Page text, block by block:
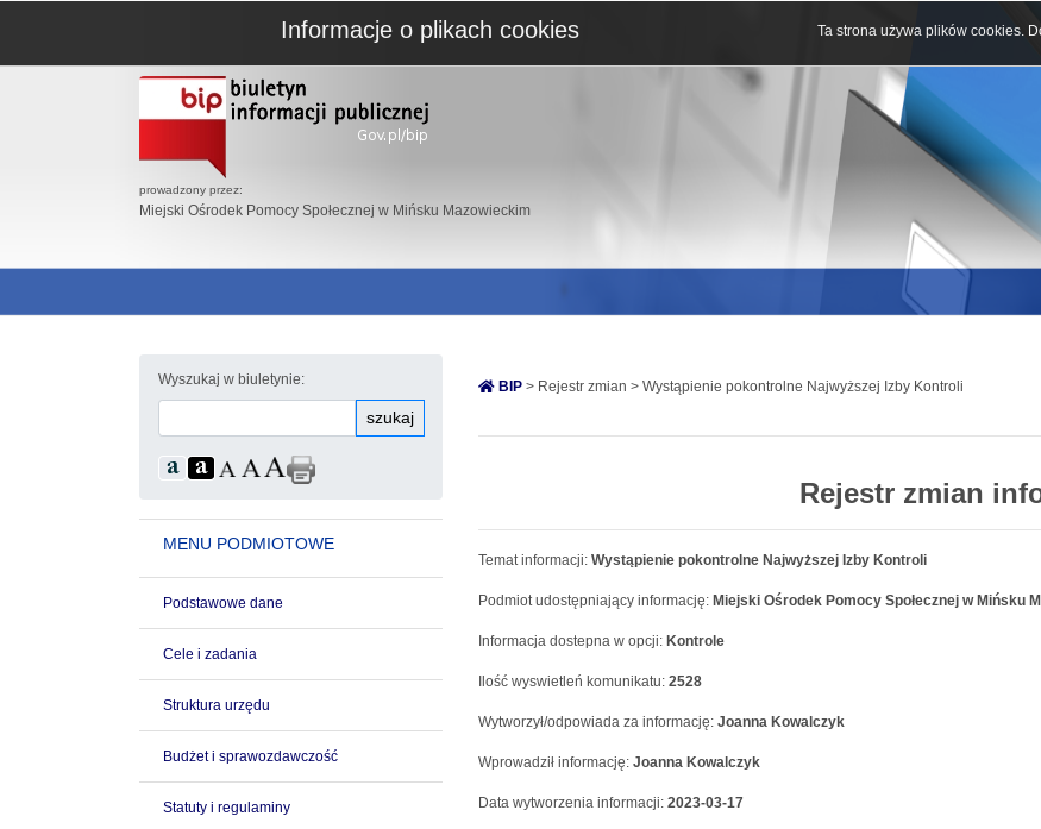
prowadzony przez:
Miejski Ośrodek Pomocy Społecznej w Mińsku Mazowieckim
Wyszukaj w biuletynie:
szukaj
MENU PODMIOTOWE
Podstawowe dane
Cele i zadania
Struktura urzędu
Budżet i sprawozdawczość
Statuty i regulaminy
BIP > Rejestr zmian > Wystąpienie pokontrolne Najwyższej Izby Kontroli
Rejestr zmian
Temat informacji: Wystąpienie pokontrolne Najwyższej Izby Kontroli
Podmiot udostępniający informację: Miejski Ośrodek Pomocy Społecznej w Mińsku
Informacja dostepna w opcji: Kontrole
Ilość wyswietleń komunikatu: 2528
Wytworzył/odpowiada za informację: Joanna Kowalczyk
Wprowadził informację: Joanna Kowalczyk
Data wytworzenia informacji: 2023-03-17
Informacje o plikach cookies Ta strona używa plików cookies.